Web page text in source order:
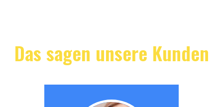
Das sagen unsere Kunden